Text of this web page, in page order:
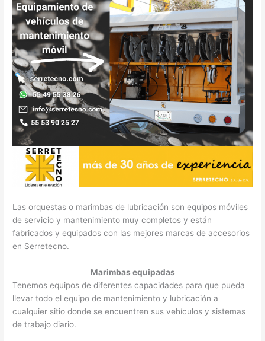
Las orquestas o marimbas de lubricación son equipos móviles
de servicio y mantenimiento muy completos y están
fabricados y equipados con las mejores marcas de accesorios
en Serretecno.
Marimbas equipadas
Tenemos equipos de diferentes capacidades para que pueda
llevar todo el equipo de mantenimiento y lubricación a
cualquier sitio donde se encuentren sus vehículos y sistemas
de trabajo diario.